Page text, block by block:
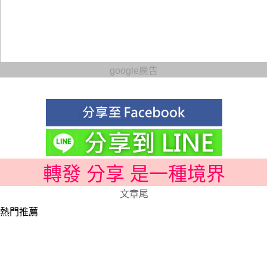
google廣告
轉發 分享 是一種境界
文章尾
熱門推薦